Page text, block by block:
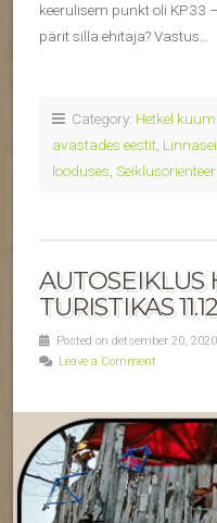
keerulisem punkt oli KP33
pärit silla ehitaja? Vastus…
Category: Hetkel kuum!
avastades eestit,
looduses,
AUTOSEIKLUS
TURISTIKAS
Posted on detsember 20,
Leave a Comment